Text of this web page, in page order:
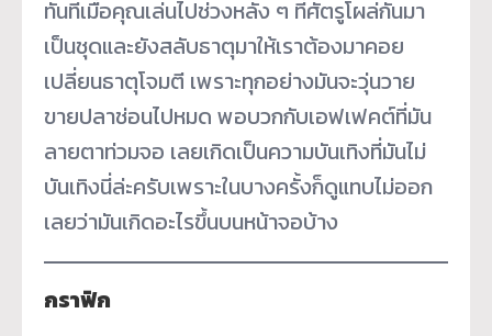
ทันทีเมื่อคุณเล่นไปช่วงหลัง ๆ ที่ศัตรูโผล่กันมา
เป็นชุดและยังสลับธาตุมาให้เราต้องมาคอย
เปลี่ยนธาตุโจมตี เพราะทุกอย่างมันจะวุ่นวาย
ขายปลาช่อนไปหมด พอบวกกับเอฟเฟคต์ที่มัน
ลายตาท่วมจอ เลยเกิดเป็นความบันเทิงที่มันไม่
บันเทิงนี่ล่ะครับเพราะในบางครั้งก็ดูแทบไม่ออก
เลยว่ามันเกิดอะไรขึ้นบนหน้าจอบ้าง
กราฟิก